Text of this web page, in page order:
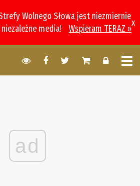
Wolnego Słowa jest niezmiernie
media!
Wspieram TERAZ »
x
ad